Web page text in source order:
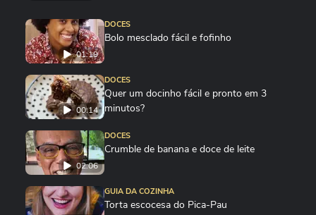
01:19
DOCES
Bolo mesclado fácil e fofinho
00:14
DOCES
Quer um docinho fácil e pronto em 3
minutos?
02:06
DOCES
Crumble de banana e doce de leite
GUIA DA COZINHA
Torta escocesa do Pica-Pau